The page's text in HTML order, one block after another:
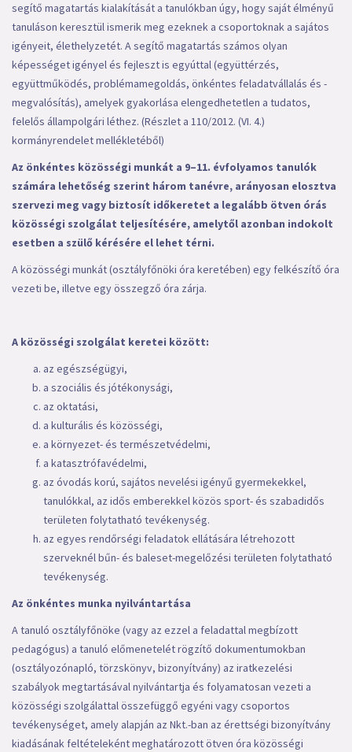
segítő magatartás kialakítását a tanulókban úgy, hogy saját élményű
tanuláson keresztül ismerik meg ezeknek a csoportoknak a sajátos
igényeit, élethelyzetét. A segítő magatartás számos olyan
képességet igényel és fejleszt is egyúttal (együttérzés,
együttműködés, problémamegoldás, önkéntes feladatvállalás és -
megvalósítás), amelyek gyakorlása elengedhetetlen a tudatos,
felelős állampolgári léthez. (Részlet a 110/2012. (VI. 4.)
kormányrendelet mellékletéből)
Az önkéntes közösségi munkát a 9–11. évfolyamos tanulók
számára lehetőség szerint három tanévre, arányosan elosztva
szervezi meg vagy biztosít időkeretet a legalább ötven órás
közösségi szolgálat teljesítésére, amelytől azonban indokolt
esetben a szülő kérésére el lehet térni.
A közösségi munkát (osztályfőnöki óra keretében) egy felkészítő óra
vezeti be, illetve egy összegző óra zárja.
A közösségi szolgálat keretei között:
az egészségügyi,
a szociális és jótékonysági,
az oktatási,
a kulturális és közösségi,
a környezet- és természetvédelmi,
a katasztrófavédelmi,
az óvodás korú, sajátos nevelési igényű gyermekekkel,
tanulókkal, az idős emberekkel közös sport- és szabadidős
területen folytatható tevékenység.
az egyes rendőrségi feladatok ellátására létrehozott
szerveknél bűn- és baleset-megelőzési területen folytatható
tevékenység.
Az önkéntes munka nyilvántartása
A tanuló osztályfőnöke (vagy az ezzel a feladattal megbízott
pedagógus) a tanuló előmenetelét rögzítő dokumentumokban
(osztályozónapló, törzskönyv, bizonyítvány) az iratkezelési
szabályok megtartásával nyilvántartja és folyamatosan vezeti a
közösségi szolgálattal összefüggő egyéni vagy csoportos
tevékenységet, amely alapján az Nkt.-ban az érettségi bizonyítvány
kiadásának feltételeként meghatározott ötven óra közösségi